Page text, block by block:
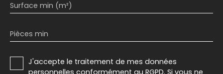
Surface min (m²)
Pièces min
J'accepte le traitement de mes données